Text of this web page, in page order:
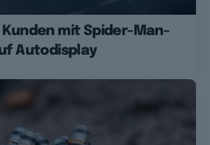
mit Spider-Man-
Autodisplay